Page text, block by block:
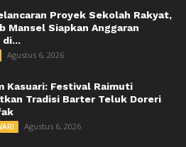
Proyek Sekolah Rakyat,
Mansel Siapkan Anggaran
di...
Agustus 6, 2026
Kasuari: Festival Raimuti
Tradisi Barter Teluk Doreri
Agustus 6, 2026